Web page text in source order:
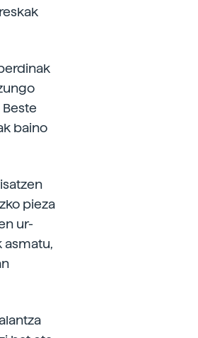
baino
pieza
ur-
asmatu,